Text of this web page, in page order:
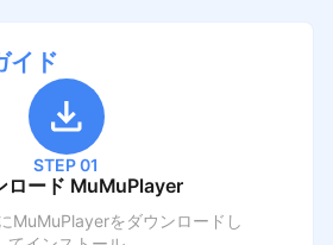
イド
STEP 01
ロード MuMuPlayer
MuMuPlayerをダウンロードし